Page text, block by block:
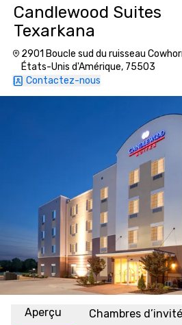
Candlewood Suites
Texarkana
2901 Boucle sud du ruisseau
États-Unis d'Amérique, 75503
Contactez-nous
Aperçu Chambres